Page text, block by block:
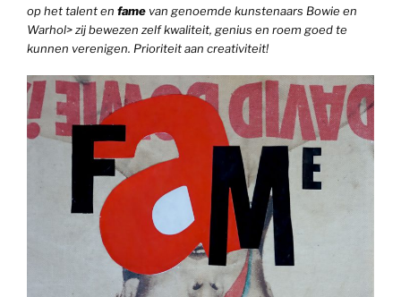
op het talent en fame van genoemde kunstenaars Bowie en
Warhol> zij bewezen zelf kwaliteit, genius en roem goed te
kunnen verenigen. Prioriteit aan creativiteit!